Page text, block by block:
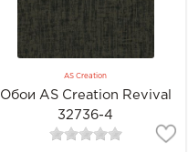
AS Creation
Обои AS Creation Revival
32736-4